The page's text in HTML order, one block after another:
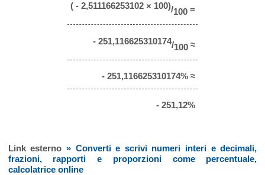
( - 2,511166253102 × 100)/100=
- 251,116625310174/100≈
- 251,116625310174% ≈
- 251,12%
Link esterno » Converti e scrivi numeri interi e decimali,
frazioni, rapporti e proporzioni come percentuale,
calcolatrice online